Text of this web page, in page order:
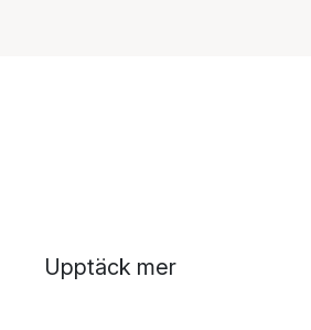
Upptäck mer